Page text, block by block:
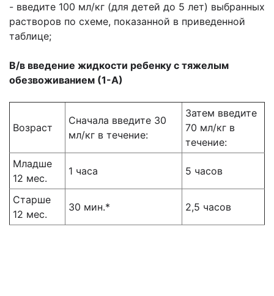
- введите 100 мл/кг (для детей до 5 лет) выбранных
растворов по схеме, показанной в приведенной
таблице;
В/в введение жидкости ребенку с тяжелым
обезвоживанием (1-А)
Возраст
Сначала введите 30
мл/кг в течение:
Затем введите
70 мл/кг в
течение:
Младше
12 мес.
1 часа 5 часов
Старше
12 мес.
30 мин.* 2,5 часов